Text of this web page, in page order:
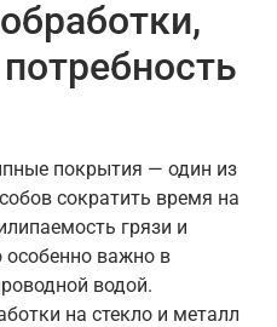
покрытия — один из
сократить время на
грязи и
особенно важно в
водой.
на стекло и металл